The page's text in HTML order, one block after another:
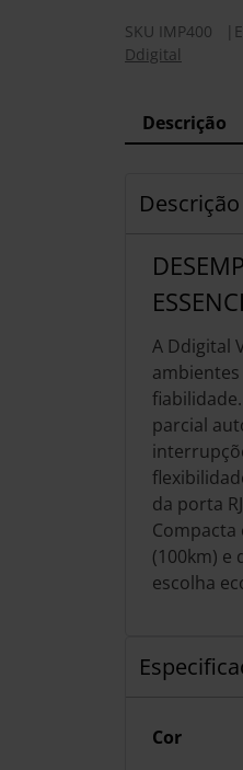
SKU IMP400
Ddigital
Descrição
Descrição
A Ddigital
parcial
da porta
(100km) e
escolha
Cor